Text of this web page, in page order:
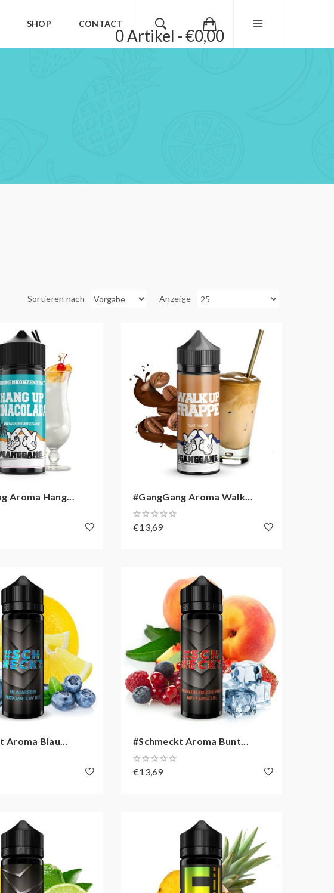
0 Artikel - €0,00
SHOP CONTACT
Sortieren nach Anzeige
Aroma Hang... #GangGang Aroma Walk...
€13,69
Aroma Blau... #Schmeckt Aroma Bunt...
€13,69